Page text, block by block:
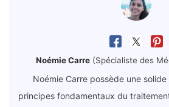
Noémie Carre (Spécialiste des
Noémie Carre possède une
principes fondamentaux du